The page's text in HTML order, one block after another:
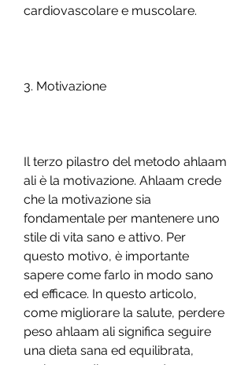
cardiovascolare e muscolare.
3. Motivazione
Il terzo pilastro del metodo ahlaam
ali è la motivazione. Ahlaam crede
che la motivazione sia
fondamentale per mantenere uno
stile di vita sano e attivo. Per
questo motivo, è importante
sapere come farlo in modo sano
ed efficace. In questo articolo,
come migliorare la salute, perdere
peso ahlaam ali significa seguire
una dieta sana ed equilibrata,